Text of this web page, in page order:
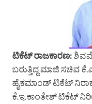
ಟಿಕೆಟ್ ರಾಜಕಾರಣ:
ಬರುತ್ತಿದ್ದ ಮಾಜಿ ಸಚಿವ
ಹೈಕಮಾಂಡ್ ಟಿಕೆಟ್
ಕೆ.ಇ.ಕಾಂತೇಶ್ ಟಿಕೆಟ್